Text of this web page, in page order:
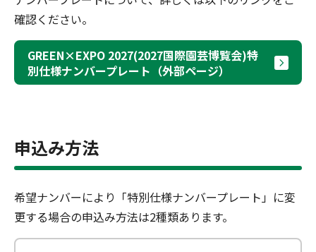
確認ください。
GREEN×EXPO 2027(2027国際園芸博覧会)特
別仕様ナンバープレート（外部ページ）
申込み方法
希望ナンバーにより「特別仕様ナンバープレート」に変
更する場合の申込み方法は2種類あります。